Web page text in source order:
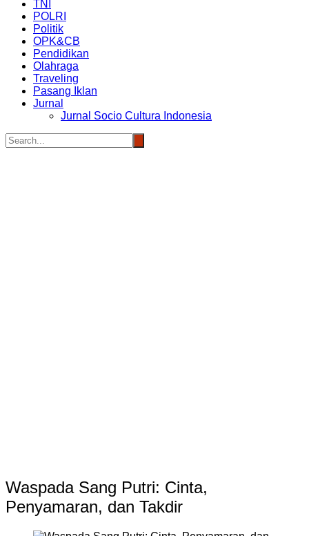
TNI
POLRI
Politik
OPK&CB
Pendidikan
Olahraga
Traveling
Pasang Iklan
Jurnal
Jurnal Socio Cultura Indonesia
Waspada Sang Putri: Cinta,
Penyamaran, dan Takdir